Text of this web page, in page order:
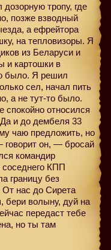
тропу, где
позже взводный
а ефрейтора
на тепловизоры. Я
из Беларуси и
и картошки в
было. Я решил
сел, начал пить
а не тут-то было.
относился
Да и до дембеля 33
чаю предложить, но
он, — бросай
командир
соседнего КПП
границу без
От нас до Сирета
бери волыну, дуй на
передаст тебе
но ты там